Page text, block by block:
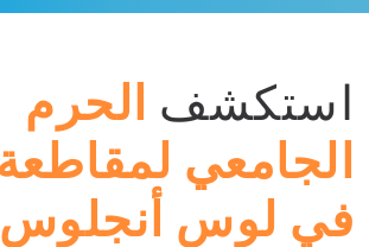
استكشف الحرم
في لوس أنجلوس